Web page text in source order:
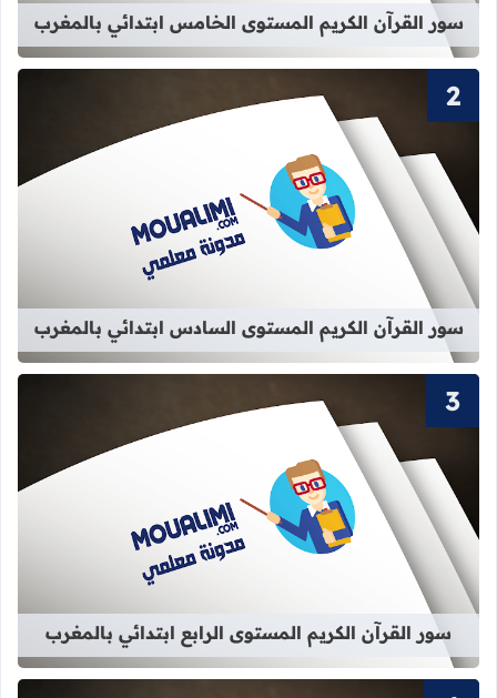
سور القرآن الكريم المستوى الخامس ابتدائي بالمغرب
قراءة المزيد عن سور القرآن
سور القرآن الكريم المستوى السادس ابتدائي بالمغرب
قراءة المزيد عن سور القرآن الكريم
سور القرآن الكريم المستوى الرابع ابتدائي بالمغرب